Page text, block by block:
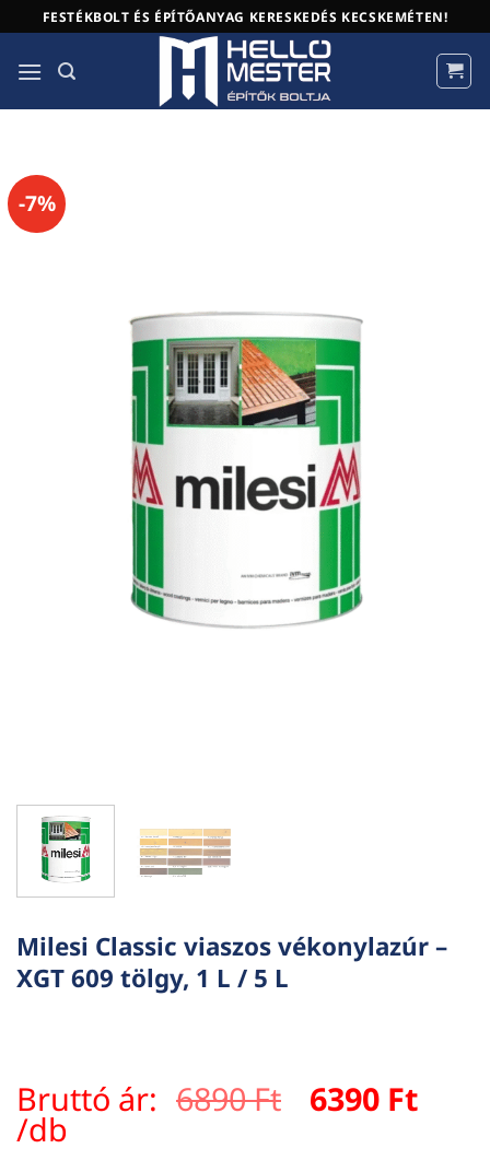
to
content
FESTÉKBOLT ÉS ÉPÍTŐANYAG KERESKEDÉS KECSKEMÉTEN!
-7%
Milesi Classic viaszos vékonylazúr –
XGT 609 tölgy, 1 L / 5 L
Bruttó ár: 6890Ft Original
6390 Ft
/db